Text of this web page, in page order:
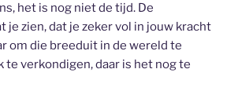
het is nog niet de tijd. De
je zien, dat je zeker vol in jouw kracht
om die breeduit in de wereld te
verkondigen, daar is het nog te